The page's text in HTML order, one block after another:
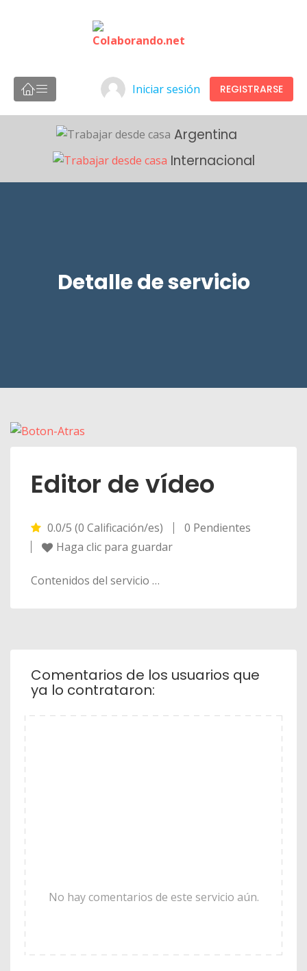
Iniciar sesión REGISTRARSE
Argentina
Internacional
Detalle de servicio
Editor de vídeo
0.0/5 (0 Calificación/es)
0 Pendientes
Haga clic para guardar
Contenidos del servicio …
Comentarios de los usuarios que
ya lo contrataron:
No hay comentarios de este servicio aún.